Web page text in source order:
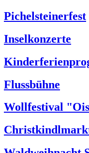
Pichelsteinerfest
Inselkonzerte
Flussbühne
Wollfestival